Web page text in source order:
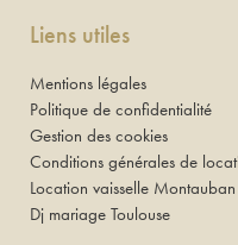
Liens utiles
Mentions légales
Politique de confidentialité
Gestion des cookies
Conditions générales de
Location vaisselle Montauban
Dj mariage Toulouse